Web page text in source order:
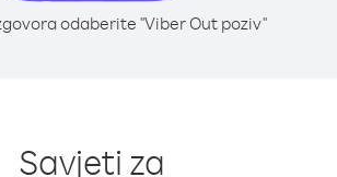
odaberite "Viber Out poziv"
Savjeti za